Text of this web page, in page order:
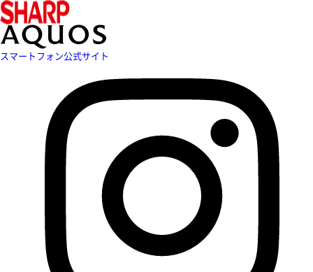
スマートフォン公式サイト